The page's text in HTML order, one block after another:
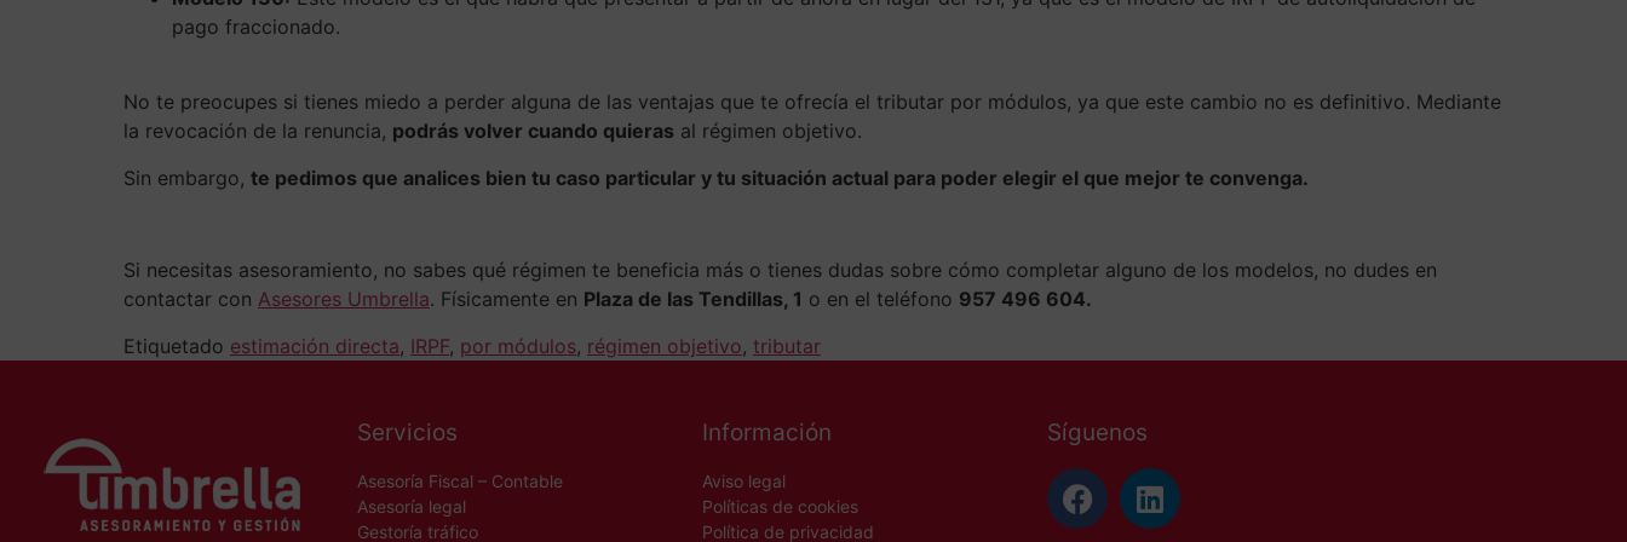
pago fraccionado.
No te preocupes si tienes miedo a perder alguna de las ventajas que te ofrecía el tributar por módulos, ya que este cambio no es definitivo. Mediante
la revocación de la renuncia, podrás volver cuando quieras al régimen objetivo.
Sin embargo, te pedimos que analices bien tu caso particular y tu situación actual para poder elegir el que mejor te convenga.
Si necesitas asesoramiento, no sabes qué régimen te beneficia más o tienes dudas sobre cómo completar alguno de los modelos, no dudes en
contactar con Asesores Umbrella. Físicamente en Plaza de las Tendillas, 1 o en el teléfono 957 496 604.
Etiquetado estimación directa, IRPF, por módulos, régimen objetivo, tributar
Servicios
Asesoría Fiscal – Contable
Asesoría legal
Gestoría tráfico
Información
Aviso legal
Políticas de cookies
Política de privacidad
Síguenos